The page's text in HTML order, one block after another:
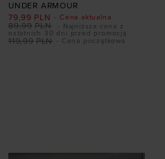
UNDER ARMOUR
- Cena aktualna
79,99 PLN
- Cena początkowa
119,99 PLN
89,99 PLN
- Najniższa cena z
ostatnich 30 dni przed promocją